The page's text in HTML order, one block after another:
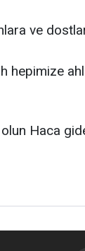
ve
hepimize
Haca